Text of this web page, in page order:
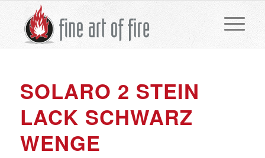
SOLARO 2 STEIN
LACK SCHWARZ
WENGE